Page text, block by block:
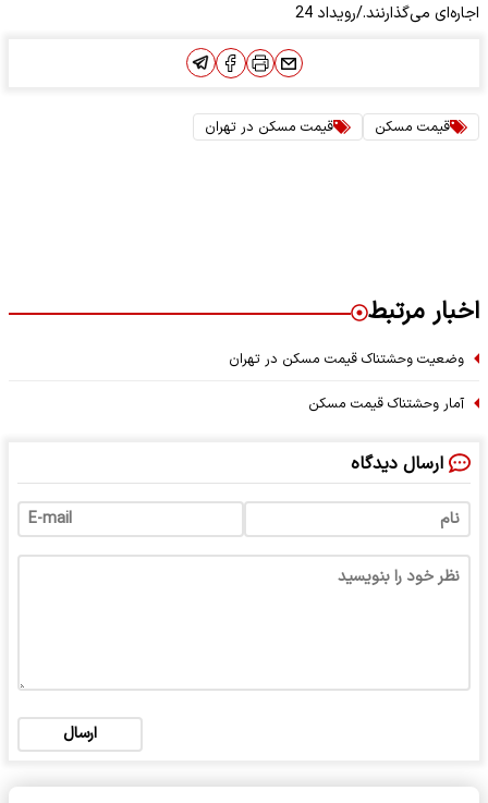
اجاره‌ای می‌گذارنند./رویداد 24
قیمت مسکن قیمت مسکن در تهران
اخبار مرتبط
وضعیت وحشتناک قیمت مسکن در تهران
آمار وحشتناک قیمت مسکن
ارسال دیدگاه
ارسال